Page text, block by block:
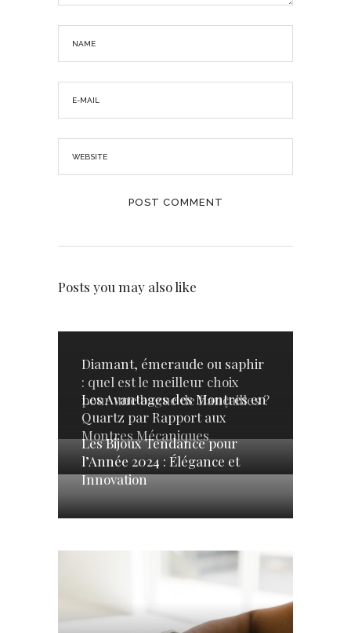
Posts you may also like
Diamant, émeraude ou saphir
: quel est le meilleur choix
pour une bague de fiançailles ?
Les Avantages des Montres en
Quartz par Rapport aux
Montres Mécaniques
Les Bijoux Tendance pour
l’Année 2024 : Élégance et
Innovation